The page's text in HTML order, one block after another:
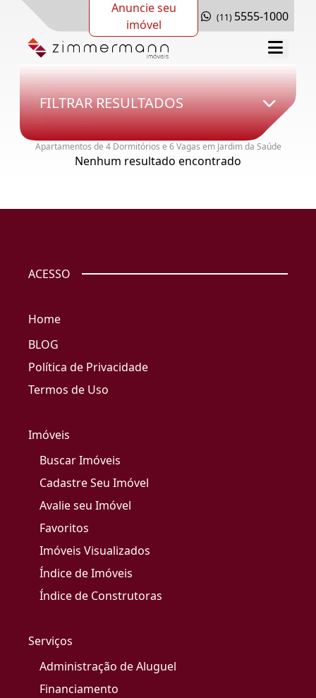
Anuncie seu
imóvel
(11) 5555-1000
FILTRAR RESULTADOS
Apartamentos de 4 Dormitórios e 6 Vagas em Jardim da Saúde
Nenhum resultado encontrado
ACESSO
Home
BLOG
Política de Privacidade
Termos de Uso
Imóveis
Buscar Imóveis
Cadastre Seu Imóvel
Avalie seu Imóvel
Favoritos
Imóveis Visualizados
Índice de Imóveis
Índice de Construtoras
Serviços
Administração de Aluguel
Financiamento